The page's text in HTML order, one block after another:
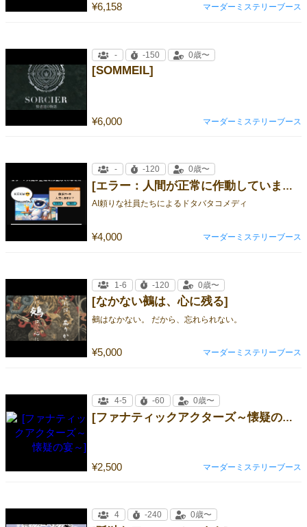
¥6,158 マーダーミステリーブース
[SOMMEIL]
¥6,000
- -150 0歳〜
マーダーミステリーブース
[エラー：人間が正常に作動していません]
AI頼りな社員たちによるドタバタコメディ
¥4,000
- -120 0歳〜
マーダーミステリーブース
[なかない鵺は、心に残る]
鵺はなかない。 だから、忘れられない。
¥5,000
1-6 -120 0歳〜
マーダーミステリーブース
[ファナティックアクターズ～懐疑の宴～]
¥2,500
4-5 -60 0歳〜
マーダーミステリーブース
4 -240 0歳〜